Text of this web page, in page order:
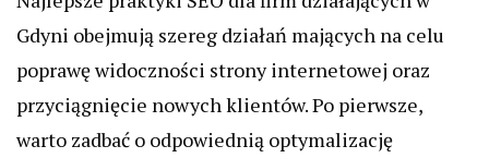
Gdyni obejmują szereg działań mających na celu
poprawę widoczności strony internetowej oraz
przyciągnięcie nowych klientów. Po pierwsze,
warto zadbać o odpowiednią optymalizację